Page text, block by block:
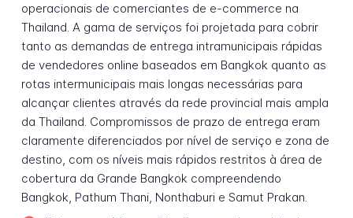
operacionais de comerciantes de e-commerce na
Thailand. A gama de serviços foi projetada para cobrir
tanto as demandas de entrega intramunicipais rápidas
de vendedores online baseados em Bangkok quanto as
rotas intermunicipais mais longas necessárias para
alcançar clientes através da rede provincial mais ampla
da Thailand. Compromissos de prazo de entrega eram
claramente diferenciados por nível de serviço e zona de
destino, com os níveis mais rápidos restritos à área de
cobertura da Grande Bangkok compreendendo
Bangkok, Pathum Thani, Nonthaburi e Samut Prakan.